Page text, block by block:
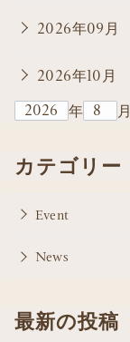
2026年09月
2026年10月
年
月
カテゴリー
Event
News
最新の投稿